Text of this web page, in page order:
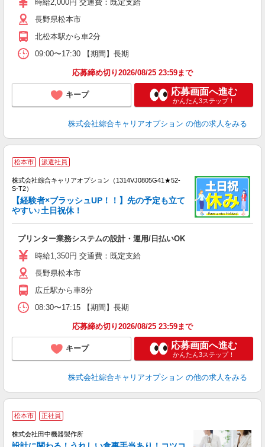
時給2,000円 交通費：既定支給
長野県松本市
北松本駅から車2分
09:00〜17:30 【期間】長期
応募締め切り2026/08/25 23:59まで
キープ 応募画面へ進む
かんたん3ステップ！
株式会社綜合キャリアオプション の他の求人をみる
松本市 派遣社員
株式会社綜合キャリアオプション（1314VJ0805G41★52-
S-T2）
【経験者×ブラッシュUP！！】先の予定も立て
やすい♪土日祝休！
プリンター業務システムの設計・運用/日払いOK
時給1,350円 交通費：既定支給
長野県松本市
広丘駅から車8分
08:30〜17:15 【期間】長期
応募締め切り2026/08/25 23:59まで
キープ 応募画面へ進む
かんたん3ステップ！
株式会社綜合キャリアオプション の他の求人をみる
松本市 正社員
株式会社田中機器製作所